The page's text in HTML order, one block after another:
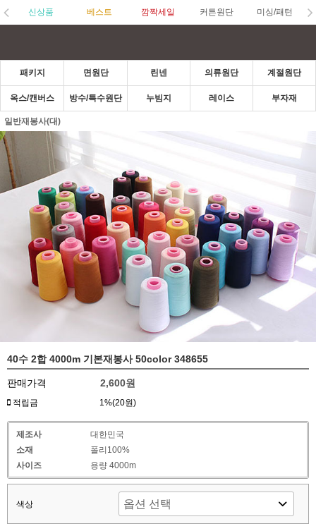
신상품 베스트 깜짝세일 커튼원단 미싱/패턴
패키지 면원단 린넨 의류원단 계절원단
옥스/캔버스 방수/특수원단 누빔지 레이스 부자재
일반재봉사(대)
40수 2합 4000m 기본재봉사 50color 348655
판매가격 2,600원
적립금 1%(20원)
제조사
대한민국
소재
폴리100%
사이즈
용량 4000m
색상